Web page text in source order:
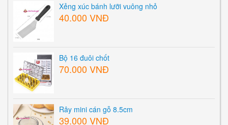
Xẻng xúc bánh lưỡi vuông nhỏ
40.000 VNĐ
Bộ 16 đuôi chốt
70.000 VNĐ
Rây mini cán gỗ 8.5cm
39.000 VNĐ